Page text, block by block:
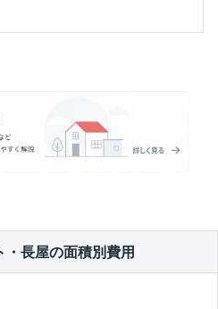
・長屋の面積別費用